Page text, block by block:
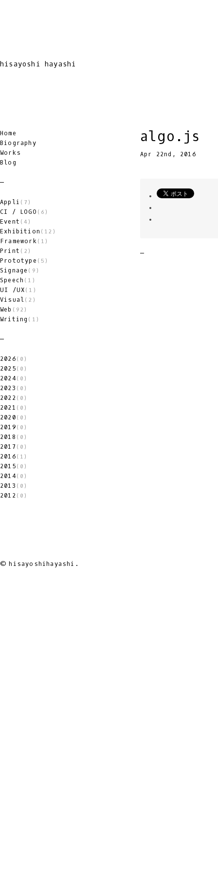
hisayoshi hayashi
Home
Biography
Works
Blog
Appli (7)
CI / LOGO (6)
Event (4)
Exhibition (12)
Framework (1)
Print (2)
Prototype (5)
Signage (9)
Speech (1)
UI /UX (1)
Visual (2)
Web (92)
Writing (1)
2026 (0)
2025 (0)
2024(0)
2023 (0)
2022 (0)
2021 (0)
2020 (0)
2019 (0)
2018 (0)
2017 (0)
2016 (1)
2015 (0)
2014(0)
2013 (0)
2012 (0)
algo.js
Apr 22nd, 2016
© hisayoshihayashi.